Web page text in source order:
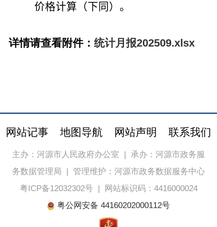
价格计算（下同）。
详情请查看附件： 统计月报202509.xlsx
网站记事 地图导航 网站声明 联系我们
主办：河源市人民政府办公室 | 承办：河源市政务服
务数据管理局 | 管理维护：河源市政务数据服务中心
粤ICP备12032302号|
网站标识码：4416000024
粤公网安备 44160202000112号